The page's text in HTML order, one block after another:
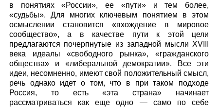
в понятиях «России», ее «пути» и тем более,
«судьбы». Для многих ключевым понятием в этом
осмыслении становится «вхождение в мировое
сообщество», а в качестве пути к этой цели
предлагаются почерпнутые из западной мысли XVIII
века идеалы «свободного рынка», «гражданского
общества» и «либеральной демократии». Все эти
идеи, несомненно, имеют свой положительный смысл,
речь однако идет о том, что в при таком подходе
Россия, то есть «эта страна» начинает
рассматриваться как еще одно — само по себе